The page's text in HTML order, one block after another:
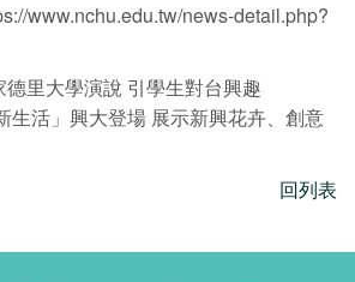
www.nchu.edu.tw/news-detail.php?
德里大學演說 引學生對台興趣
生活」興大登場 展示新興花卉、創意
回列表